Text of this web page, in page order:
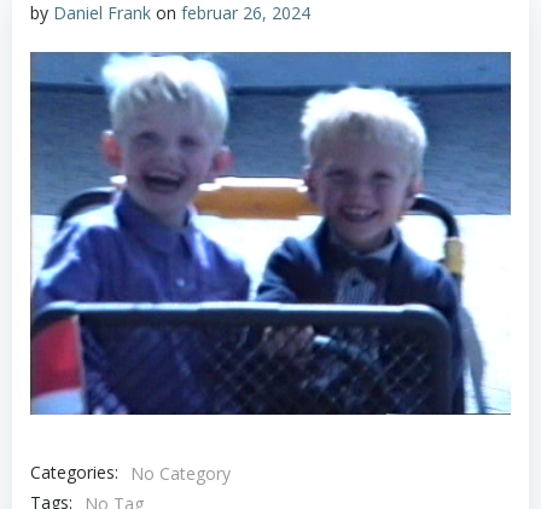
by Daniel Frank on februar 26, 2024
Categories:
No Category
Tags:
No Tag